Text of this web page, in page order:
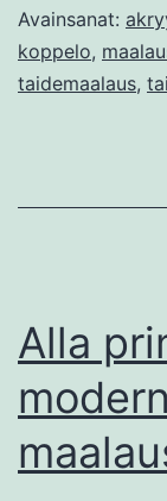
Avainsanat:
koppelo,
taidemaalaus,
Alla